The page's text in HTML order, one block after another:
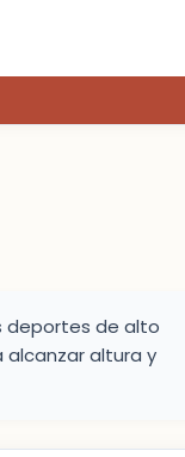
deportes de alto
alcanzar altura y